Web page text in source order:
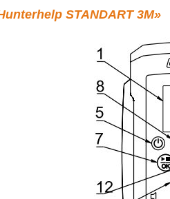
STANDART 3M»